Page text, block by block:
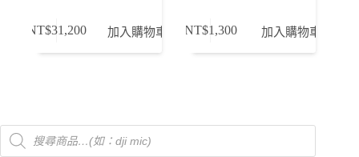
NT$31,200 加入購物車 NT$1,300 加入購物車
Products
search